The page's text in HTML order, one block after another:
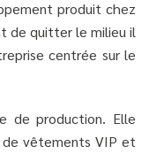
produit chez
de quitter le milieu il
centrée sur le
de production. Elle
vêtements VIP et